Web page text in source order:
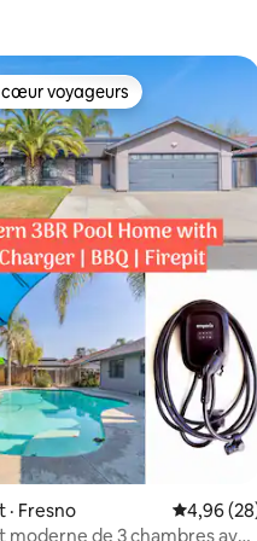
sur 5, 12 commentaires
voyageurs
voyageurs
Fresno Note
4,96
moderne de 3 chambres avec